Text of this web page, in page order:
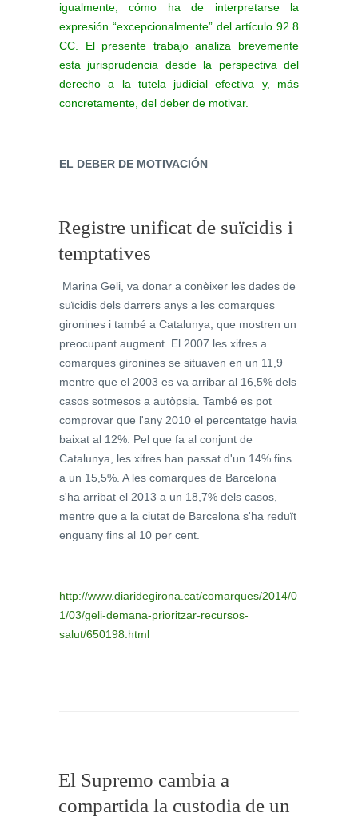
igualmente, cómo ha de interpretarse la
expresión “excepcionalmente” del artículo 92.8
CC. El presente trabajo analiza brevemente
esta jurisprudencia desde la perspectiva del
derecho a la tutela judicial efectiva y, más
concretamente, del deber de motivar.
EL DEBER DE MOTIVACIÓN
Registre unificat de suïcidis i
temptatives
Marina Geli, va donar a conèixer les dades de
suïcidis dels darrers anys a les comarques
gironines i també a Catalunya, que mostren un
preocupant augment. El 2007 les xifres a
comarques gironines se situaven en un 11,9
mentre que el 2003 es va arribar al 16,5% dels
casos sotmesos a autòpsia. També es pot
comprovar que l'any 2010 el percentatge havia
baixat al 12%. Pel que fa al conjunt de
Catalunya, les xifres han passat d'un 14% fins
a un 15,5%. A les comarques de Barcelona
s'ha arribat el 2013 a un 18,7% dels casos,
mentre que a la ciutat de Barcelona s'ha reduït
enguany fins al 10 per cent.
http://www.diaridegirona.cat/comarques/2014/0
1/03/geli-demana-prioritzar-recursos-
salut/650198.html
El Supremo cambia a
compartida la custodia de un